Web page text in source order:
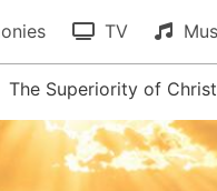
TV
The Superiority of